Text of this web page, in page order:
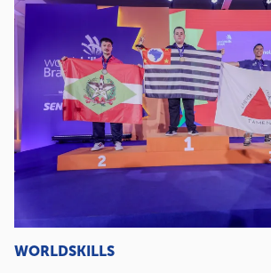
WORLDSKILLS